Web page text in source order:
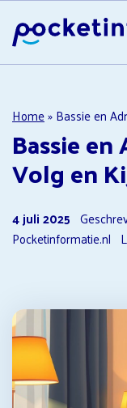
Home»Bassie en
Bassie
Volg en
4 juli 2025
Pocketinformatie.nl